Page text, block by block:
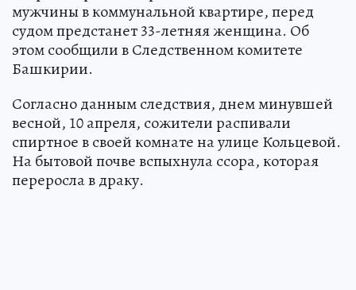
мужчины в коммунальной квартире, перед
судом предстанет 33-летняя женщина. Об
этом сообщили в Следственном комитете
Башкирии.
Согласно данным следствия, днем минувшей
весной, 10 апреля, сожители распивали
спиртное в своей комнате на улице Кольцевой.
На бытовой почве вспыхнула ссора, которая
переросла в драку.